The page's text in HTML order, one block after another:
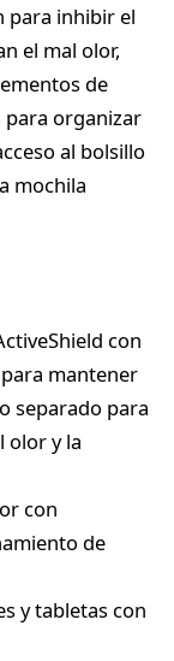
para inhibir el
el mal olor,
de
para organizar
al bolsillo
mochila
con
mantener
separado para
olor y la
con
de
y tabletas con